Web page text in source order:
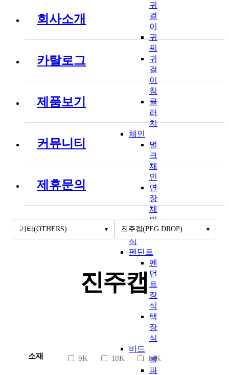
귀
걸
이
귀
찌
귀
걸
이
침
클
러
치
체인
벌
크
체
인
연
장
체
인
잠금장
식
펜던트
펜
던
트
장
식
택
장
식
비드
볼
파
회사소개
카탈로그
제품보기
커뮤니티
제휴문의
기타(OTHERS) 진주캡(PEG DROP)
진주캡
소재 9K 10K 14K